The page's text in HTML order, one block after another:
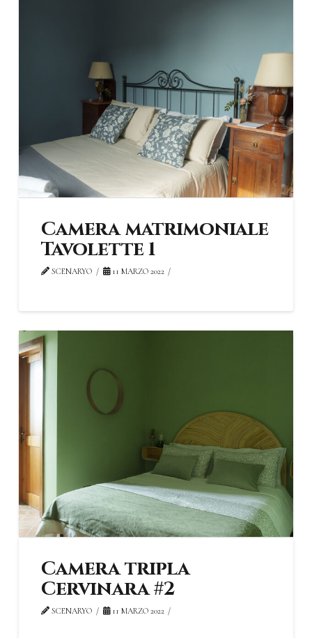
Camera matrimoniale
Tavolette 1
SCENARYO 11 MARZO 2022
Camera tripla
Cervinara #2
SCENARYO 11 MARZO 2022